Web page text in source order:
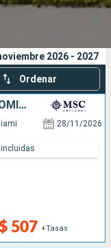
2026 - 2027
Ordenar
ESTADOS UNIDOS, REPÚBLICA DOMINICANA, PUERTO RICO, BAHAMAS
28/11/2026
507 +Tasas